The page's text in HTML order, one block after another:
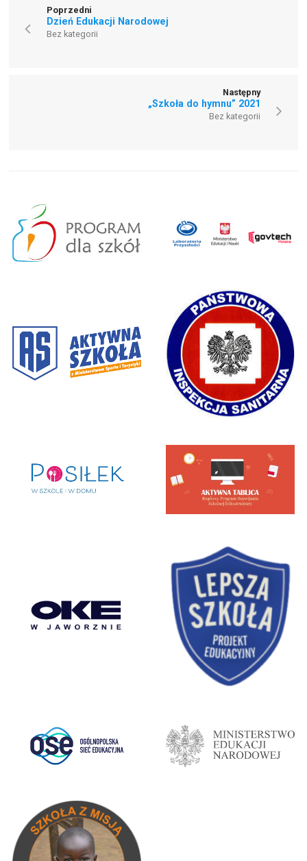
Poprzedni
Dzień Edukacji Narodowej
Bez kategorii
Następny
„Szkoła do hymnu” 2021
Bez kategorii